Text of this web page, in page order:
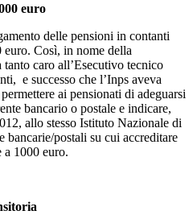
euro
delle pensioni in contanti
Così, in nome della
caro all’Esecutivo tecnico
e successo che l’Inps aveva
ai pensionati di adeguarsi
bancario o postale e indicare,
allo stesso Istituto Nazionale di
bancarie/postali su cui accreditare
a 1000 euro.